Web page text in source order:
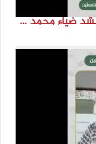
انتماء2021: موال لعيون فلسطين، المنشد ضياء محمد عبد القادر، فلسطين